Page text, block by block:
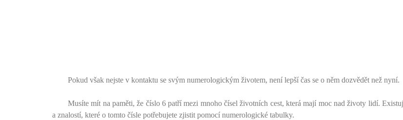
Pokud však nejste v kontaktu se svým numerologickým životem, není lepší čas se o něm dozvědět než nyní.
Musíte mít na paměti, že číslo 6 patří mezi mnoho čísel životních cest, která mají moc nad životy lidí.
a znalostí, které o tomto čísle potřebujete zjistit pomocí numerologické tabulky.